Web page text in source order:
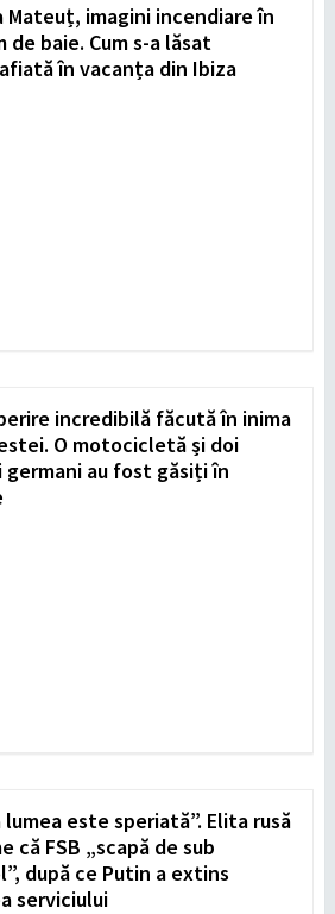
Mateuț, imagini incendiare în
de baie. Cum s-a lăsat
în vacanța din Ibiza
incredibilă făcută în inima
O motocicletă și doi
au fost găsiți în
lumea este speriată”. Elita rusă
că FSB „scapă de sub
după ce Putin a extins
serviciului